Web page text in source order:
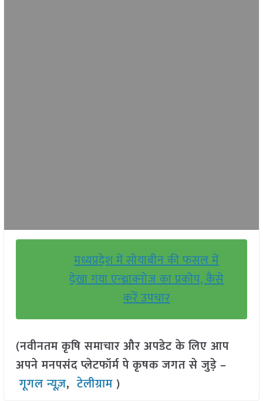
मध्यप्रदेश में सोयाबीन की फसल में
देखा गया एन्थ्राक्नोज का प्रकोप, कैसे
करें उपचार
(नवीनतम कृषि समाचार और अपडेट के लिए आप
अपने मनपसंद प्लेटफॉर्म पे कृषक जगत से जुड़े –
गूगल न्यूज़,टेलीग्राम )